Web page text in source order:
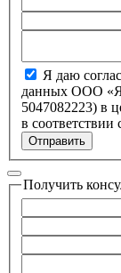
Я даю
данных ООО
5047082223) в целях обработки запроса и обратной связи,
в соответствии
Отправить
Получить